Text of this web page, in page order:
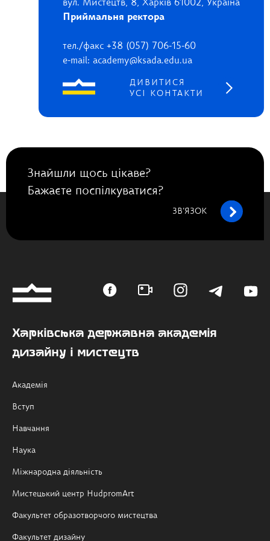
вул. Мистецтв, 8, Харків 61002, Україна
Приймальня ректора
тел./факс +38 (057) 706-15-60
e-mail: academy@ksada.edu.ua
ДИВИТИСЯ
УСІ КОНТАКТИ
Знайшли щось цікаве?
Бажаєте поспілкуватися?
ЗВ’ЯЗОК
Харківська державна академія
дизайну і мистецтв
Академія
Вступ
Навчання
Наука
Міжнародна діяльність
Мистецький центр HudpromArt
Факультет образотворчого мистецтва
Факультет дизайну